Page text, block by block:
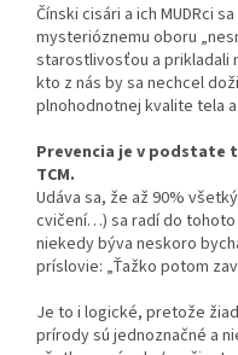
Čínski cisári a ich MUDRci
mysterióznemu oboru
starostlivosťou a prikladali
kto z nás by sa nechcel
plnohodnotnej kvalite tela a
Prevencia je v podstate
TCM.
Udáva sa, že až 90%
cvičení…) sa radí do
niekedy býva neskoro
príslovie: „Ťažko potom
Je to i logické, pretože
prírody sú jednoznačné a